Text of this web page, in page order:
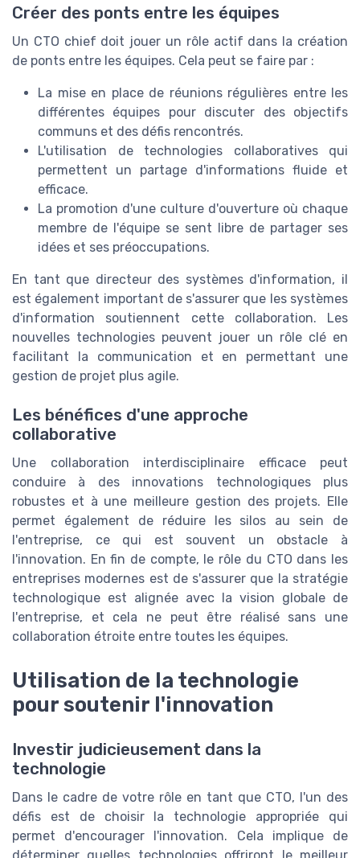
Créer des ponts entre les équipes
Un CTO chief doit jouer un rôle actif dans la création
de ponts entre les équipes. Cela peut se faire par :
La mise en place de réunions régulières entre les
différentes équipes pour discuter des objectifs
communs et des défis rencontrés.
L'utilisation de technologies collaboratives qui
permettent un partage d'informations fluide et
efficace.
La promotion d'une culture d'ouverture où chaque
membre de l'équipe se sent libre de partager ses
idées et ses préoccupations.
En tant que directeur des systèmes d'information, il
est également important de s'assurer que les systèmes
d'information soutiennent cette collaboration. Les
nouvelles technologies peuvent jouer un rôle clé en
facilitant la communication et en permettant une
gestion de projet plus agile.
Les bénéfices d'une approche
collaborative
Une collaboration interdisciplinaire efficace peut
conduire à des innovations technologiques plus
robustes et à une meilleure gestion des projets. Elle
permet également de réduire les silos au sein de
l'entreprise, ce qui est souvent un obstacle à
l'innovation. En fin de compte, le rôle du CTO dans les
entreprises modernes est de s'assurer que la stratégie
technologique est alignée avec la vision globale de
l'entreprise, et cela ne peut être réalisé sans une
collaboration étroite entre toutes les équipes.
Utilisation de la technologie
pour soutenir l'innovation
Investir judicieusement dans la
technologie
Dans le cadre de votre rôle en tant que CTO, l'un des
défis est de choisir la technologie appropriée qui
permet d'encourager l'innovation. Cela implique de